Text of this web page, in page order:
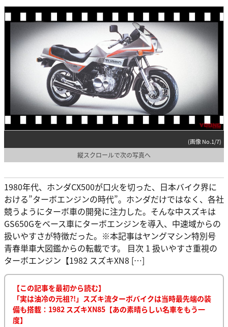
(画像 No.1/7)
縦スクロールで次の写真へ
1980年代、ホンダCX500が口火を切った、日本バイク界に
おける”ターボエンジンの時代”。ホンダだけではなく、各社
競うようにターボ車の開発に注力した。そんな中スズキは
GS650Gをベース車にターボエンジンを導入、中速域からの
扱いやすさが特徴だった。※本記事はヤングマシン特別号
青春単車大図鑑からの転載です。 目次 1 扱いやすさ重視の
ターボエンジン【1982 スズキXN8 […]
【この記事を最初から読む】
「実は油冷の元祖?!」スズキ流ターボバイクは当時最先端の装
備も搭載：1982 スズキXN85【あの素晴らしい名車をもう一
度】